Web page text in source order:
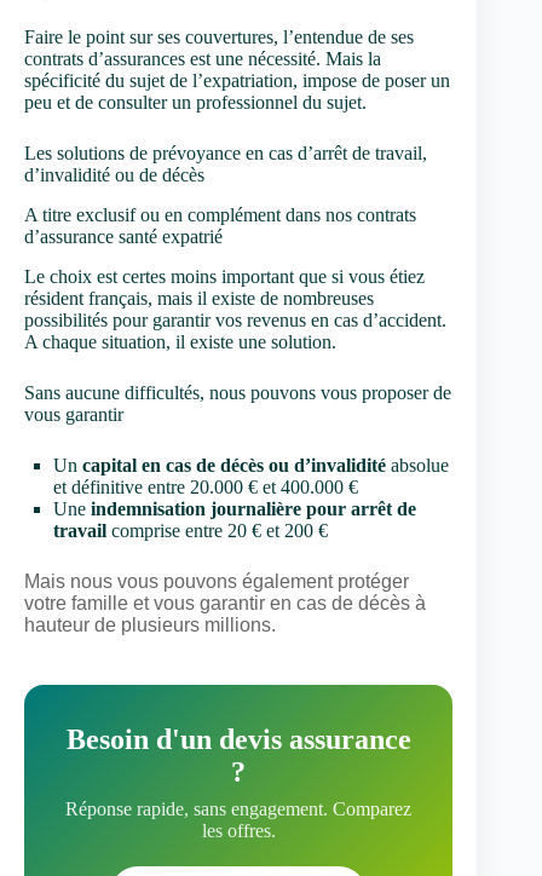
Faire le point sur ses couvertures, l’entendue de ses
contrats d’assurances est une nécessité. Mais la
spécificité du sujet de l’expatriation, impose de poser un
peu et de consulter un professionnel du sujet.
Les solutions de prévoyance en cas d’arrêt de travail,
d’invalidité ou de décès
A titre exclusif ou en complément dans nos contrats
d’assurance santé expatrié
Le choix est certes moins important que si vous étiez
résident français, mais il existe de nombreuses
possibilités pour garantir vos revenus en cas d’accident.
A chaque situation, il existe une solution.
Sans aucune difficultés, nous pouvons vous proposer de
vous garantir
Un capital en cas de décès ou d’invalidité absolue
et définitive entre 20.000 € et 400.000 €
Une indemnisation journalière pour arrêt de
travail comprise entre 20 € et 200 €
Mais nous vous pouvons également protéger
votre famille et vous garantir en cas de décès à
hauteur de plusieurs millions.
Besoin d'un devis assurance
?
Réponse rapide, sans engagement. Comparez
les offres.